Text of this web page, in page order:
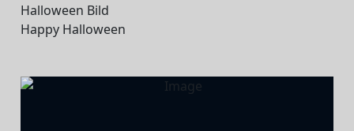
Halloween Bild
Happy Halloween